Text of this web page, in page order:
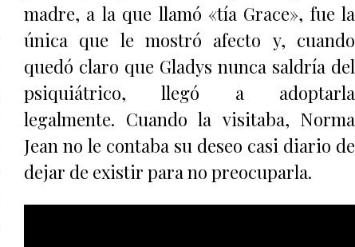
madre, a la que llamó «tía Grace», fue la
única que le mostró afecto y, cuando
quedó claro que Gladys nunca saldría del
psiquiátrico, llegó a adoptarla
legalmente. Cuando la visitaba, Norma
Jean no le contaba su deseo casi diario de
dejar de existir para no preocuparla.